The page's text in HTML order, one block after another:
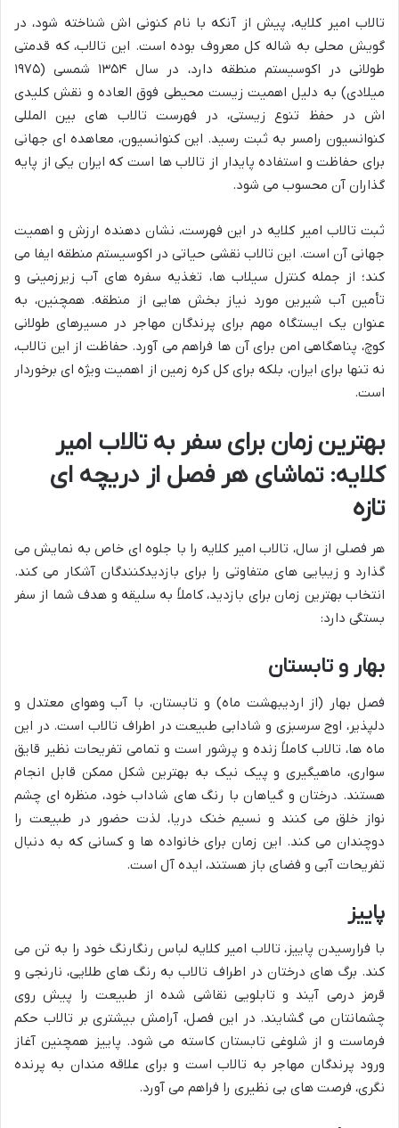
تالاب امیر کلایه، پیش از آنکه با نام کنونی اش شناخته شود، در
گویش محلی به شاله کل معروف بوده است. این تالاب، که قدمتی
طولانی در اکوسیستم منطقه دارد، در سال ۱۳۵۴ شمسی (۱۹۷۵
میلادی) به دلیل اهمیت زیست محیطی فوق العاده و نقش کلیدی
اش در حفظ تنوع زیستی، در فهرست تالاب های بین المللی
کنوانسیون رامسر به ثبت رسید. این کنوانسیون، معاهده ای جهانی
برای حفاظت و استفاده پایدار از تالاب ها است که ایران یکی از پایه
گذاران آن محسوب می شود.
ثبت تالاب امیر کلایه در این فهرست، نشان دهنده ارزش و اهمیت
جهانی آن است. این تالاب نقشی حیاتی در اکوسیستم منطقه ایفا می
کند؛ از جمله کنترل سیلاب ها، تغذیه سفره های آب زیرزمینی و
تأمین آب شیرین مورد نیاز بخش هایی از منطقه. همچنین، به
عنوان یک ایستگاه مهم برای پرندگان مهاجر در مسیرهای طولانی
کوچ، پناهگاهی امن برای آن ها فراهم می آورد. حفاظت از این تالاب،
نه تنها برای ایران، بلکه برای کل کره زمین از اهمیت ویژه ای برخوردار
است.
بهترین زمان برای سفر به تالاب امیر
کلایه: تماشای هر فصل از دریچه ای
تازه
هر فصلی از سال، تالاب امیر کلایه را با جلوه ای خاص به نمایش می
گذارد و زیبایی های متفاوتی را برای بازدیدکنندگان آشکار می کند.
انتخاب بهترین زمان برای بازدید، کاملاً به سلیقه و هدف شما از سفر
بستگی دارد:
بهار و تابستان
فصل بهار (از اردیبهشت ماه) و تابستان، با آب وهوای معتدل و
دلپذیر، اوج سرسبزی و شادابی طبیعت در اطراف تالاب است. در این
ماه ها، تالاب کاملاً زنده و پرشور است و تمامی تفریحات نظیر قایق
سواری، ماهیگیری و پیک نیک به بهترین شکل ممکن قابل انجام
هستند. درختان و گیاهان با رنگ های شاداب خود، منظره ای چشم
نواز خلق می کنند و نسیم خنک دریا، لذت حضور در طبیعت را
دوچندان می کند. این زمان برای خانواده ها و کسانی که به دنبال
تفریحات آبی و فضای باز هستند، ایده آل است.
پاییز
با فرارسیدن پاییز، تالاب امیر کلایه لباس رنگارنگ خود را به تن می
کند. برگ های درختان در اطراف تالاب به رنگ های طلایی، نارنجی و
قرمز درمی آیند و تابلویی نقاشی شده از طبیعت را پیش روی
چشمانتان می گشایند. در این فصل، آرامش بیشتری بر تالاب حکم
فرماست و از شلوغی تابستان کاسته می شود. پاییز همچنین آغاز
ورود پرندگان مهاجر به تالاب است و برای علاقه مندان به پرنده
نگری، فرصت های بی نظیری را فراهم می آورد.